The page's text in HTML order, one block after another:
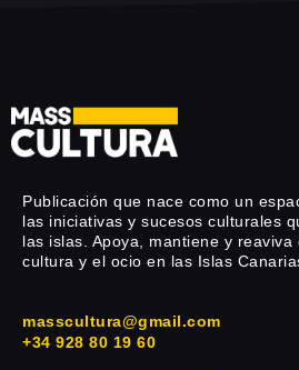
Publicación que nace como un
las iniciativas y sucesos culturales
las islas. Apoya, mantiene y
cultura y el ocio en las Islas
masscultura@gmail.com
+34 928 80 19 60